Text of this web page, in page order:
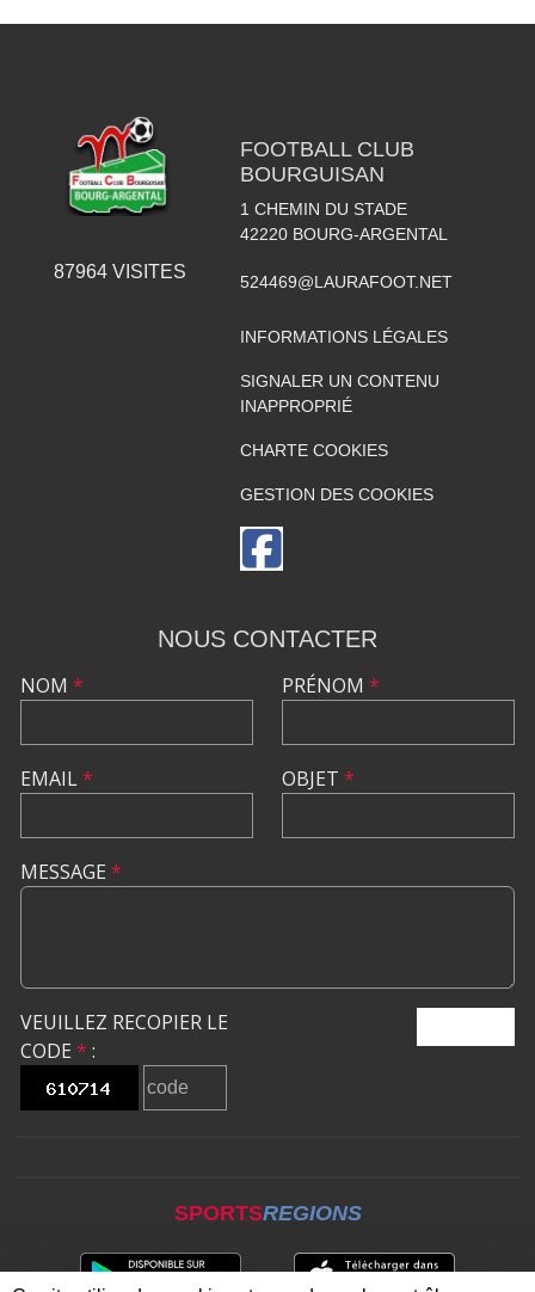
87964VISITES
FOOTBALL CLUB
BOURGUISAN
1 CHEMIN DU STADE
42220 BOURG-ARGENTAL
524469@LAURAFOOT.NET
INFORMATIONS LÉGALES
SIGNALER UN CONTENU
INAPPROPRIÉ
CHARTE COOKIES
GESTION DES COOKIES
NOUS CONTACTER
NOM *
EMAIL*
PRÉNOM *
OBJET *
MESSAGE *
VEUILLEZ RECOPIER LE
CODE * :
SPORTSREGIONS